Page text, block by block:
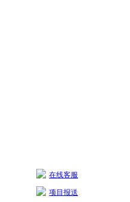
在线客服
项目报送